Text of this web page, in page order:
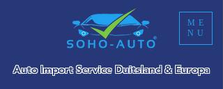
ME
NU
Auto Import Service Duitsland & Europa